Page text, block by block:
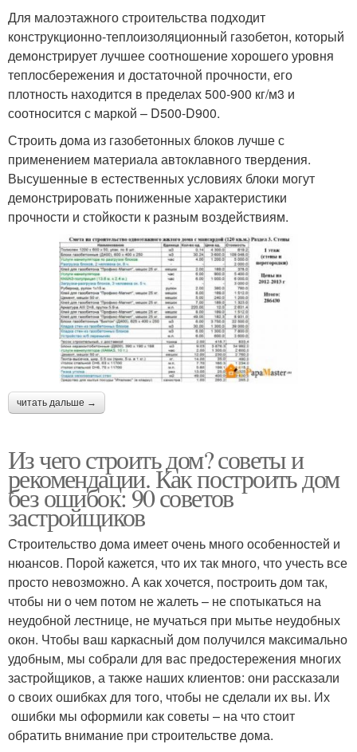
Для малоэтажного строительства подходит
конструкционно-теплоизоляционный газобетон, который
демонстрирует лучшее соотношение хорошего уровня
теплосбережения и достаточной прочности, его
плотность находится в пределах 500-900 кг/м3 и
соотносится с маркой – D500-D900.
Строить дома из газобетонных блоков лучше с
применением материала автоклавного твердения.
Высушенные в естественных условиях блоки могут
демонстрировать пониженные характеристики
прочности и стойкости к разным воздействиям.
читать дальше →
Из чего строить дом? советы и
рекомендации. Как построить дом
без ошибок: 90 советов
застройщиков
Строительство дома имеет очень много особенностей и
нюансов. Порой кажется, что их так много, что учесть все
просто невозможно. А как хочется, построить дом так,
чтобы ни о чем потом не жалеть – не спотыкаться на
неудобной лестнице, не мучаться при мытье неудобных
окон. Чтобы ваш каркасный дом получился максимально
удобным, мы собрали для вас предостережения многих
застройщиков, а также наших клиентов: они рассказали
о своих ошибках для того, чтобы не сделали их вы. Их
ошибки мы оформили как советы – на что стоит
обратить внимание при строительстве дома.